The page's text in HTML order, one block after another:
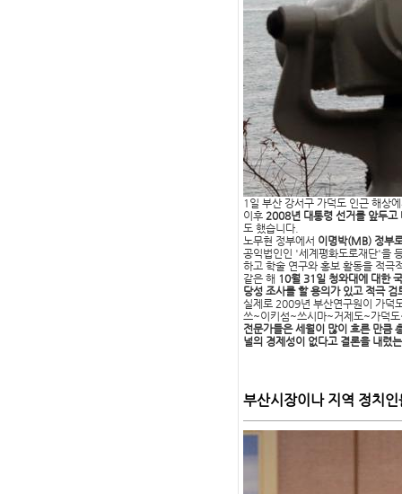
1일 부산 강서구 가덕도 인근 해상
이후 2008년 대통령 선거를 앞두고
도 했습니다.
노무현 정부에서 이명박(MB) 정부
공익법인인 '세계평화도로재단'을
하고 학술 연구와 홍보 활동을 적극
같은 해 10월 31일 청와대에 대한
당성 조사를 할 용의가 있고 적극
실제로 2009년 부산연구원이 가덕
쓰~이키섬~쓰시마~거제도~가덕
전문가들은 세월이 많이 흐른 만큼
널의 경제성이 없다고 결론을 내렸
부산시장이나 지역 정치